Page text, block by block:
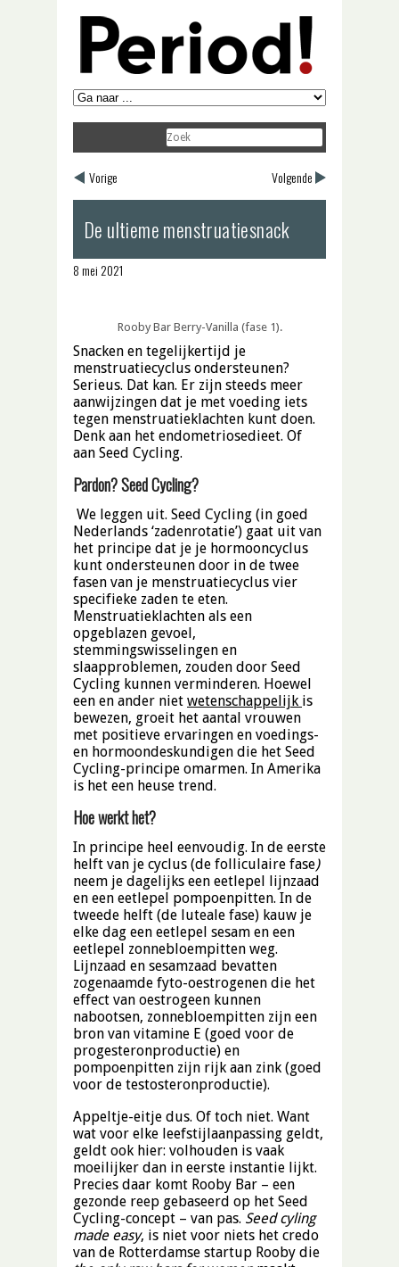
Vorige Volgende
De ultieme menstruatiesnack
8 mei 2021
Rooby Bar Berry-Vanilla (fase 1).
Snacken en tegelijkertijd je
menstruatiecyclus ondersteunen?
Serieus. Dat kan. Er zijn steeds meer
aanwijzingen dat je met voeding iets
tegen menstruatieklachten kunt doen.
Denk aan het endometriosedieet. Of
aan Seed Cycling.
Pardon? Seed Cycling?
We leggen uit. Seed Cycling (in goed
Nederlands ‘zadenrotatie’) gaat uit van
het principe dat je je hormooncyclus
kunt ondersteunen door in de twee
fasen van je menstruatiecyclus vier
specifieke zaden te eten.
Menstruatieklachten als een
opgeblazen gevoel,
stemmingswisselingen en
slaapproblemen, zouden door Seed
Cycling kunnen verminderen. Hoewel
een en ander niet wetenschappelijk is
bewezen, groeit het aantal vrouwen
met positieve ervaringen en voedings-
en hormoondeskundigen die het Seed
Cycling-principe omarmen. In Amerika
is het een heuse trend.
Hoe werkt het?
In principe heel eenvoudig. In de eerste
helft van je cyclus (de folliculaire fase)
neem je dagelijks een eetlepel lijnzaad
en een eetlepel pompoenpitten. In de
tweede helft (de luteale fase) kauw je
elke dag een eetlepel sesam en een
eetlepel zonnebloempitten weg.
Lijnzaad en sesamzaad bevatten
zogenaamde fyto-oestrogenen die het
effect van oestrogeen kunnen
nabootsen, zonnebloempitten zijn een
bron van vitamine E (goed voor de
progesteronproductie) en
pompoenpitten zijn rijk aan zink (goed
voor de testosteronproductie).
Appeltje-eitje dus. Of toch niet. Want
wat voor elke leefstijlaanpassing geldt,
geldt ook hier: volhouden is vaak
moeilijker dan in eerste instantie lijkt.
Precies daar komt Rooby Bar – een
gezonde reep gebaseerd op het Seed
Cycling-concept – van pas. Seed cyling
made easy, is niet voor niets het credo
van de Rotterdamse startup Rooby die